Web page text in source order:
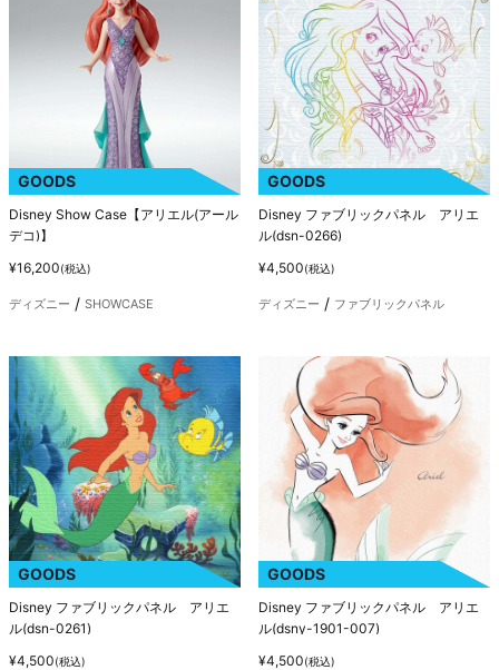
GOODS
Disney Show Case【アリエル(アール
デコ)】
¥16,200(税込)
ディズニー SHOWCASE
GOODS
Disney ファブリックパネル アリエ
ル(dsn-0266)
¥4,500(税込)
ディズニー ファブリックパネル
GOODS
Disney ファブリックパネル アリエ
ル(dsn-0261)
¥4,500(税込)
GOODS
Disney ファブリックパネル アリエ
ル(dsny-1901-007)
¥4,500(税込)